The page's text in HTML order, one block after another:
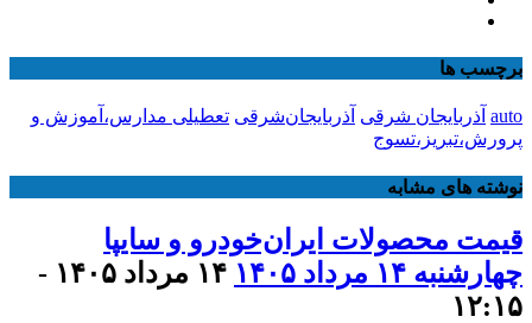
برچسب ها
auto آذربایجان شرقی آذربایجان‌شرقی تعطیلی مدارس،آموزش و
پرورش،تبریز،تسوج
نوشته های مشابه
قیمت محصولات ایران‌خودرو و سایپا
چهارشنبه ۱۴ مرداد ۱۴۰۵
۱۴ مرداد ۱۴۰۵ -
۱۲:۱۵